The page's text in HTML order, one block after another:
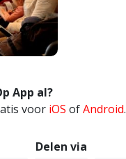
App al?
voor iOS ofAndroid.
Delen via